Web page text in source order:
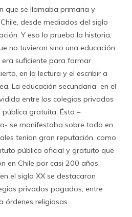
que se llamaba primaria y
desde mediados del siglo
Y eso lo prueba la historia,
no tuvieron sino una educación
era suficiente para formar
en la lectura y el escribir a
La educación secundaria en el
entre los colegios privados
gratuita. Ésta –
se manifestaba sobre todo en
tenían gran reputación, como
público oficial y gratuito que
en Chile por casi 200 años.
el siglo XX se destacaron
privados pagados, entre
órdenes religiosas.